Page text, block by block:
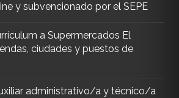
y subvencionado por el SEPE
a Supermercados El
ciudades y puestos de
administrativo/a y técnico/a